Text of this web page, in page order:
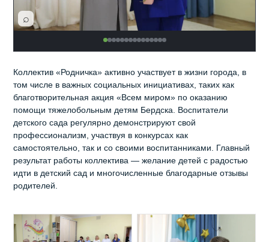
⌕
Коллектив «Родничка» активно участвует в жизни города, в
том числе в важных социальных инициативах, таких как
благотворительная акция «Всем миром» по оказанию
помощи тяжелобольным детям Бердска. Воспитатели
детского сада регулярно демонстрируют свой
профессионализм, участвуя в конкурсах как
самостоятельно, так и со своими воспитанниками. Главный
результат работы коллектива — желание детей с радостью
идти в детский сад и многочисленные благодарные отзывы
родителей.